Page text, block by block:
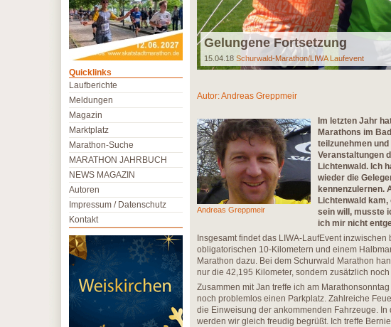
Gelungene Fortsetzung
15.04.18 Schurwald-Marathon/LIWA Laufevent
Autor:Andreas Greppmeir
Andreas Greppmeir
Im letzten Jahr
Marathons im
teilzunehmen
Veranstaltungen
Lichtenwald. Ich
wieder die
kennenzulernen.
Lichtenwald
sein will, musste
ich mir nicht
Insgesamt findet das LIWA-LaufEvent
obligatorischen 10-Kilometern und einem
Marathon dazu. Bei dem Schurwald Marathon
nur die 42,195 Kilometer, sondern zusätzlich
Zusammen mit Jan treffe ich am
noch problemlos einen Parkplatz. Zahlreiche
die Einweisung der ankommenden Fahrzeuge.
werden wir gleich freudig begrüßt. Ich treffe
Quicklinks
Laufberichte
Meldungen
Magazin
Marktplatz
Marathon-Suche
MARATHON JAHRBUCH
NEWS MAGAZIN
Autoren
Impressum / Datenschutz
Kontakt